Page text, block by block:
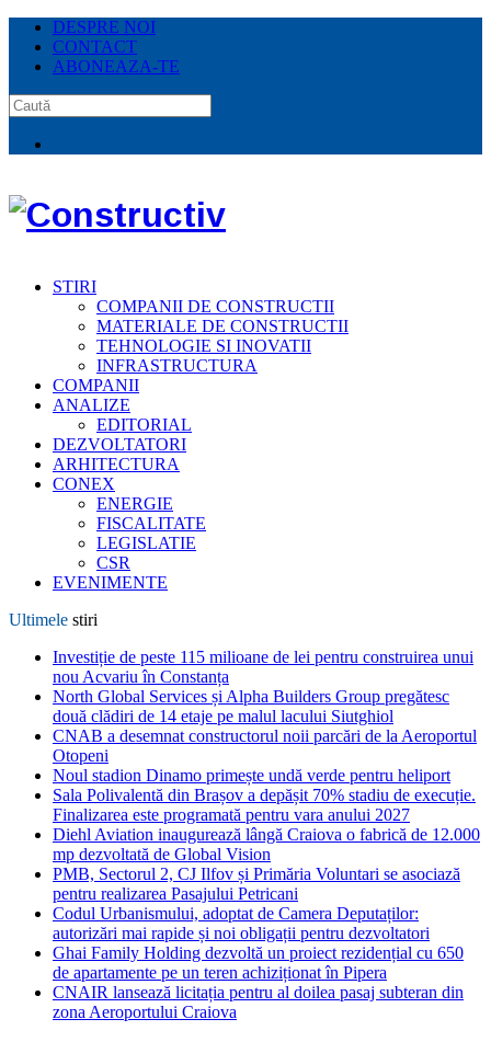
DESPRE NOI
CONTACT
ABONEAZA-TE
STIRI
COMPANII DE CONSTRUCTII
MATERIALE DE CONSTRUCTII
TEHNOLOGIE SI INOVATII
INFRASTRUCTURA
COMPANII
ANALIZE
EDITORIAL
DEZVOLTATORI
ARHITECTURA
CONEX
ENERGIE
FISCALITATE
LEGISLATIE
CSR
EVENIMENTE
Ultimele stiri
Investiție de peste 115 milioane de lei pentru construirea unui
nou Acvariu în Constanța
North Global Services și Alpha Builders Group pregătesc
două clădiri de 14 etaje pe malul lacului Siutghiol
CNAB a desemnat constructorul noii parcări de la Aeroportul
Otopeni
Noul stadion Dinamo primește undă verde pentru heliport
Sala Polivalentă din Brașov a depășit 70% stadiu de execuție.
Finalizarea este programată pentru vara anului 2027
Diehl Aviation inaugurează lângă Craiova o fabrică de 12.000
mp dezvoltată de Global Vision
PMB, Sectorul 2, CJ Ilfov și Primăria Voluntari se asociază
pentru realizarea Pasajului Petricani
Codul Urbanismului, adoptat de Camera Deputaților:
autorizări mai rapide și noi obligații pentru dezvoltatori
Ghai Family Holding dezvoltă un proiect rezidențial cu 650
de apartamente pe un teren achiziționat în Pipera
CNAIR lansează licitația pentru al doilea pasaj subteran din
zona Aeroportului Craiova